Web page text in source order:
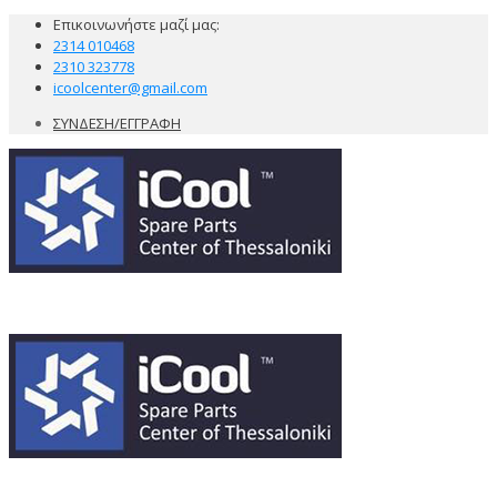
Επικοινωνήστε μαζί μας:
2314 010468
2310 323778
icoolcenter@gmail.com
ΣΥΝΔΕΣΗ/ΕΓΓΡΑΦΗ